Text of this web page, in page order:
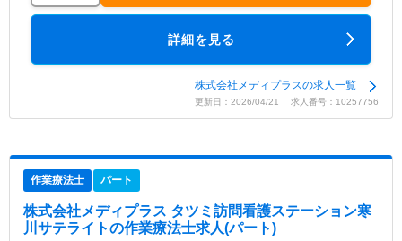
詳細を見る
株式会社メディプラスの求人一覧
更新日：2026/04/21 求人番号：10257756
作業療法士 パート
株式会社メディプラス タツミ訪問看護ステーション寒
川サテライトの作業療法士求人(パート)